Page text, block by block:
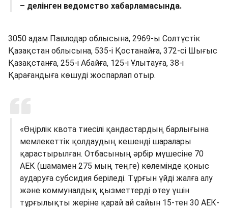
– делінген ведомство хабарламасында.
3050 адам Павлодар облысына, 2969-ы Солтүстік
Қазақстан облысына, 535-і Қостанайға, 372-сі Шығыс
Қазақстанға, 255-і Абайға, 125-і Ұлытауға, 38-і
Қарағандыға көшуді жоспарлап отыр.
«Өңірлік квота тиесілі қандастардың барлығына
мемлекеттік қолдаудың кешенді шаралары
қарастырылған. Отбасының әрбір мүшесіне 70
АЕК (шамамен 275 мың теңге) көлемінде қоныс
аударуға субсидия беріледі. Тұрғын үйді жалға алу
және коммуналдық қызметтерді өтеу үшін
тұрғылықты жеріне қарай ай сайын 15-тен 30 АЕК-